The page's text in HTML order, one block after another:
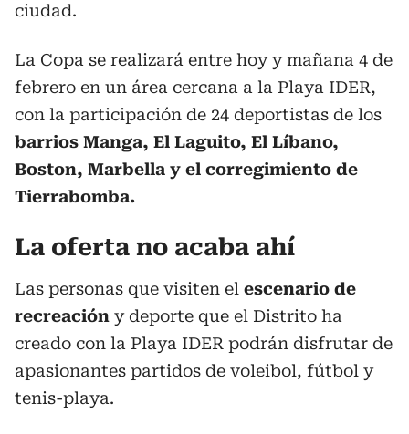
ciudad.
La Copa se realizará entre hoy y mañana 4 de
febrero en un área cercana a la Playa IDER,
con la participación de 24 deportistas de los
barrios Manga, El Laguito, El Líbano,
Boston, Marbella y el corregimiento de
Tierrabomba.
La oferta no acaba ahí
Las personas que visiten el escenario de
recreación y deporte que el Distrito ha
creado con la Playa IDER podrán disfrutar de
apasionantes partidos de voleibol, fútbol y
tenis-playa.